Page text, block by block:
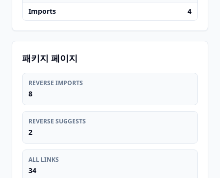
Imports 4
패키지 페이지
REVERSE IMPORTS
8
REVERSE SUGGESTS
2
ALL LINKS
34